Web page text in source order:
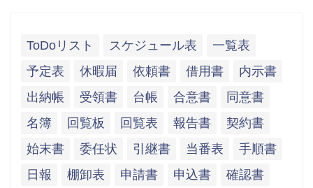
ToDoリスト スケジュール表
一覧表
予定表
休暇届 依頼書 借用書
内示書
出納帳
受領書 台帳 合意書
同意書
名簿
回覧板 回覧表 報告書
契約書
始末書
委任状 引継書 当番表
手順書
日報
棚卸表 申請書 申込書
確認書